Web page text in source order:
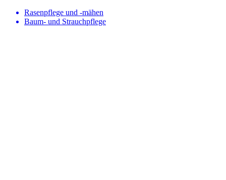
Rasenpflege und -mähen
Baum- und Strauchpflege